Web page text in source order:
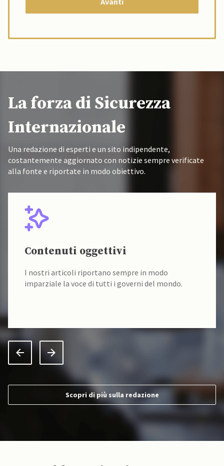
La forza di Sicurezza
Internazionale
Una redazione di esperti e un sito indipendente,
costantemente aggiornato con notizie sempre verificate
alla fonte e riportate in modo obiettivo.
Contenuti oggettivi
I nostri articoli riportano sempre in modo
imparziale la voce di tutti i governi del mondo.
Scopri di più sulla redazione